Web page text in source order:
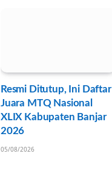
Resmi Ditutup, Ini Daftar
Juara MTQ Nasional
XLIX Kabupaten Banjar
2026
05/08/2026